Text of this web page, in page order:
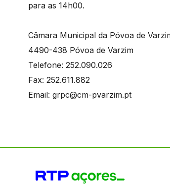
para as 14h00.
Câmara Municipal da Póvoa de
4490-438 Póvoa de Varzim
Telefone: 252.090.026
Fax: 252.611.882
Email: grpc@cm-pvarzim.pt